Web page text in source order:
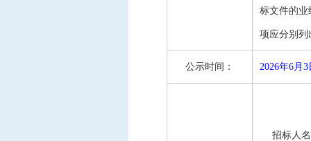
标文件的业
项应分别列
公示时间： 2026年6月 3
招标人